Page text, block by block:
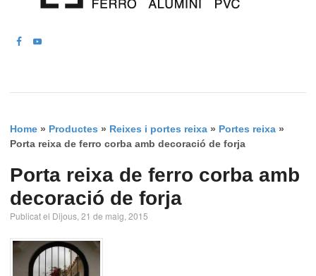
Home » Productes » Reixes i portes reixa » Portes reixa »
Porta reixa de ferro corba amb decoració de forja
Porta reixa de ferro corba amb
decoració de forja
Publicat el Dijous, 21 de maig, 2015